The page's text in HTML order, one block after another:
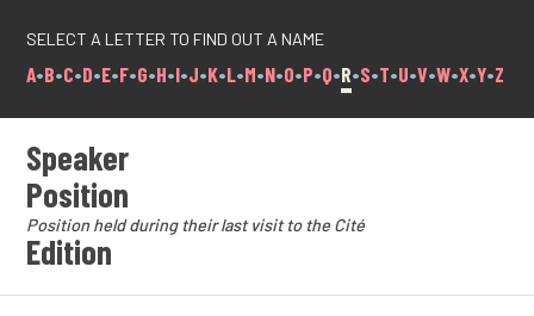
SELECT A LETTER TO FIND OUT A NAME
A•B•C•D•E•F•G•H•I•J•K•L•M•N•O•P•Q•R•S•T•U•V•W•X•Y•Z
Speaker
Position
Position held during their last visit to the Cité
Edition